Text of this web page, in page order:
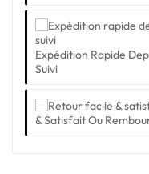
Expédition Rapide
Suivi
& Satisfait Ou